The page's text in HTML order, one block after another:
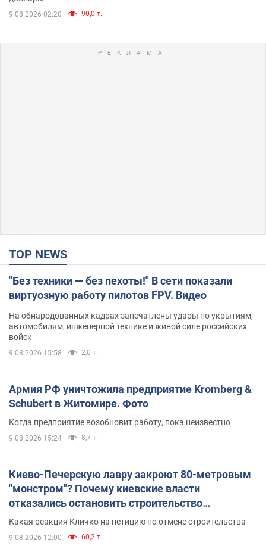
9.08.2026 02:20 90,0 т.
TOP NEWS
"Без техники — без пехоты!" В сети показали
виртуозную работу пилотов FPV. Видео
На обнародованных кадрах запечатлены удары по укрытиям,
автомобилям, инженерной технике и живой силе российских
войск
9.08.2026 15:58 2,0 т.
Армия РФ уничтожила предприятие Kromberg &
Schubert в Житомире. Фото
Когда предприятие возобновит работу, пока неизвестно
9.08.2026 15:24 8,7 т.
Киево-Печерскую лавру закроют 80-метровым
"монстром"? Почему киевские власти
отказались остановить строительство
небоскреба "московского верующего"
Какая реакция Кличко на петицию по отмене строительства
9.08.2026 12:00 60,2 т.